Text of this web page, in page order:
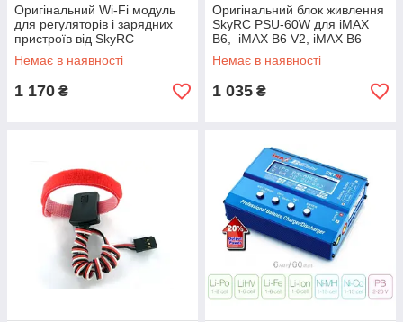
Оригінальний Wi-Fi модуль
для регуляторів і зарядних
пристроїв від SkyRC
Немає в наявності
1 170 ₴
Оригінальний блок живлення
SkyRC PSU-60W для iMAX
B6, iMAX B6 V2, iMAX B6
mini, iMAX B6​​​​​​​ EVO
Немає в наявності
1 035 ₴